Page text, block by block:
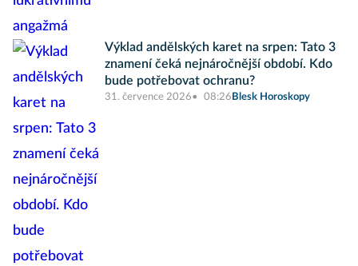
Výklad andělských karet na srpen: Tato 3
znamení čeká nejnáročnější období. Kdo
bude potřebovat ochranu?
31. července 2026 08:26 Blesk Horoskopy